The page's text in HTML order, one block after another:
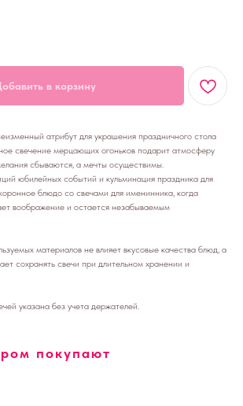
в корзину
атрибут для украшения праздничного стола
свечение мерцающих огоньков подарит атмосферу
сбываются, а мечты осуществимы.
юбилейных событий и кульминация праздника для
блюдо со свечами для именинника, когда
воображение и остается незабываемым
материалов не влияет вкусовые качества блюд, а
сохранять свечи при длительном хранении и
указана без учета держателей.
покупают